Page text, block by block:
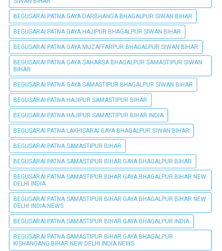
BEGUSARAI PATNA GAYA DARBHANGA BHAGALPUR SIWAN BIHAR
BEGUSARAI PATNA GAYA HAJIPUR BHAGALPUR SIWAN BIHAR
BEGUSARAI PATNA GAYA MUZAFFARPUR BHAGALPUR SIWAN BIHAR
BEGUSARAI PATNA GAYA SAHARSA BHAGALPUR SAMASTIPUR SIWAN
BIHAR
BEGUSARAI PATNA GAYA SAMASTIPUR BHAGALPUR SIWAN BIHAR
BEGUSARAI PATNA HAJIPUR SAMASTIPUR BIHAR
BEGUSARAI PATNA HAJIPUR SAMASTIPUR BIHAR INDIA
BEGUSARAI PATNA LAKHISARAI GAYA BHAGALPUR SIWAN BIHAR
BEGUSARAI PATNA SAMASTIPUR BIHAR
BEGUSARAI PATNA SAMASTIPUR BIHAR GAYA BHAGALPUR BIHAR
BEGUSARAI PATNA SAMASTIPUR BIHAR GAYA BHAGALPUR BIHAR NEW
DELHI INDIA
BEGUSARAI PATNA SAMASTIPUR BIHAR GAYA BHAGALPUR BIHAR NEW
DELHI INDIA NEWS
BEGUSARAI PATNA SAMASTIPUR BIHAR GAYA BHAGALPUR INDIA
BEGUSARAI PATNA SAMASTIPUR BIHAR GAYA BHAGALPUR
KISHANGANG BIHAR NEW DELHI INDIA NEWS